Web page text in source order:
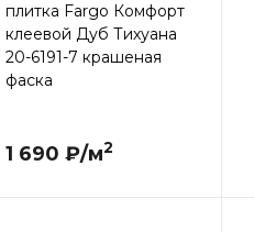
плитка Fargo Комфорт
клеевой Дуб Тихуана
20-6191-7 крашеная
фаска
1 690 ₽/м2